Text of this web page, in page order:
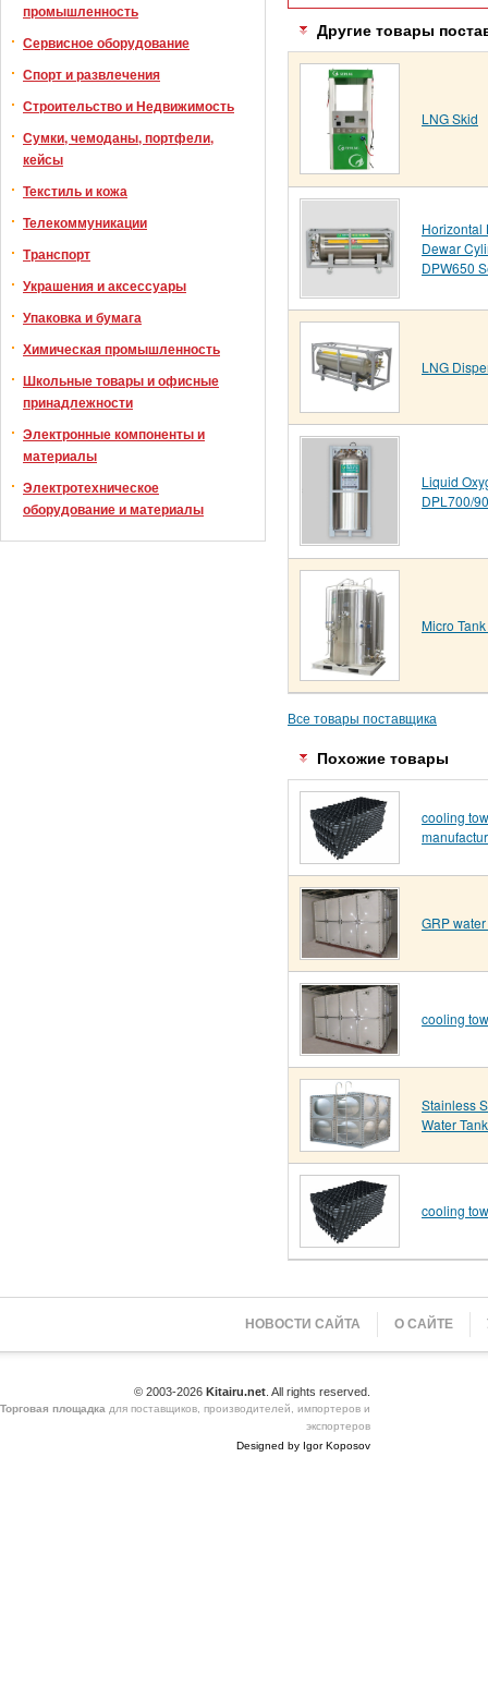
промышленность
Сервисное оборудование
Спорт и развлечения
Строительство и Недвижимость
Сумки, чемоданы, портфели,
кейсы
Текстиль и кожа
Телекоммуникации
Транспорт
Украшения и аксессуары
Упаковка и бумага
Химическая промышленность
Школьные товары и офисные
принадлежности
Электронные компоненты и
материалы
Электротехническое
оборудование и материалы
Другие товары
LNG Skid
Horizontal
Dewar
DPW650
LNG
Liquid
DPL700/
Micro
Все товары поставщика
Похожие товары
cooling
GRP
cooling
Stainless
Water Tank
cooling
НОВОСТИ САЙТА О САЙТЕ
© 2003-2026 Kitairu.net . All rights reserved.
Торговая площадка для поставщиков, производителей, импортеров и
экспортеров
Designed by Igor Koposov